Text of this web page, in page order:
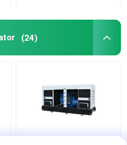
(24)
Diesel van IP23 313kva